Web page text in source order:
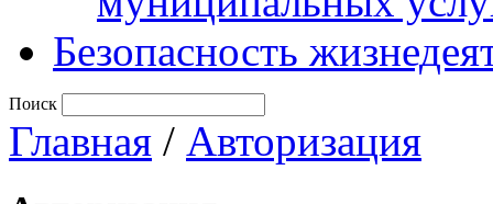
Безопасность
Поиск
Главная / Авторизация